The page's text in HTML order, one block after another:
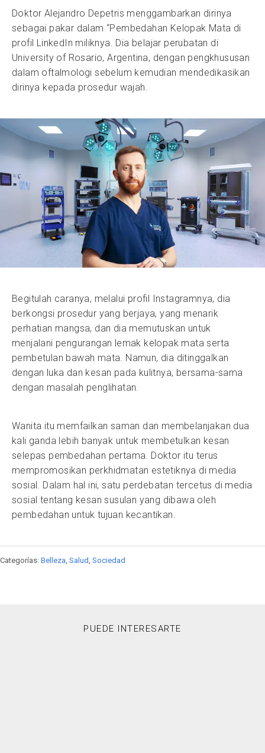
Doktor Alejandro Depetris menggambarkan dirinya
sebagai pakar dalam “Pembedahan Kelopak Mata di
profil LinkedIn miliknya. Dia belajar perubatan di
University of Rosario, Argentina, dengan pengkhususan
dalam oftalmologi sebelum kemudian mendedikasikan
dirinya kepada prosedur wajah.
Begitulah caranya, melalui profil Instagramnya, dia
berkongsi prosedur yang berjaya, yang menarik
perhatian mangsa, dan dia memutuskan untuk
menjalani pengurangan lemak kelopak mata serta
pembetulan bawah mata. Namun, dia ditinggalkan
dengan luka dan kesan pada kulitnya, bersama-sama
dengan masalah penglihatan.
Wanita itu memfailkan saman dan membelanjakan dua
kali ganda lebih banyak untuk membetulkan kesan
selepas pembedahan pertama. Doktor itu terus
mempromosikan perkhidmatan estetiknya di media
sosial. Dalam hal ini, satu perdebatan tercetus di media
sosial tentang kesan susulan yang dibawa oleh
pembedahan untuk tujuan kecantikan.
Categorías: Belleza Salud Sociedad
PUEDE INTERESARTE